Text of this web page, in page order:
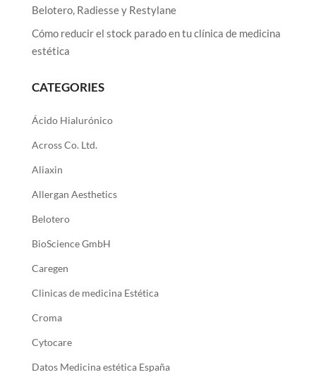
Belotero, Radiesse y Restylane
Cómo reducir el stock parado en tu clínica de medicina
estética
CATEGORIES
Ácido Hialurónico
Across Co. Ltd.
Aliaxin
Allergan Aesthetics
Belotero
BioScience GmbH
Caregen
Clinicas de medicina Estética
Croma
Cytocare
Datos Medicina estética España